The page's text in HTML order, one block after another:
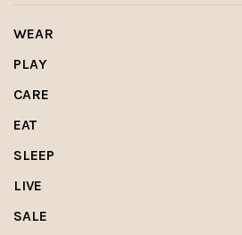
WEAR
PLAY
CARE
EAT
SLEEP
LIVE
SALE